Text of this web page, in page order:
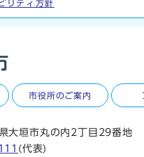
リティ方針
市役所のご案内
大垣市丸の内2丁目29番地
(代表)